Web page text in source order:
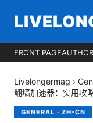
FRONT PAGE
Livelongermag ›
翻墙加速器：实用攻
GENERAL · ZH-CN